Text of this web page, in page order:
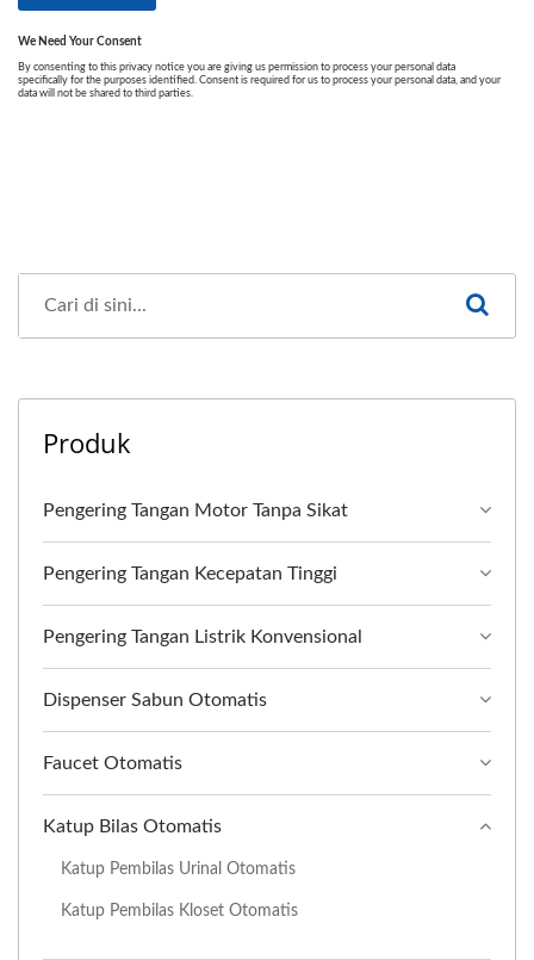
Produk
Pengering Tangan Motor Tanpa Sikat
Pengering Tangan Kecepatan Tinggi
Pengering Tangan Listrik Konvensional
Dispenser Sabun Otomatis
Faucet Otomatis
Katup Bilas Otomatis
Katup Pembilas Urinal Otomatis
Katup Pembilas Kloset Otomatis